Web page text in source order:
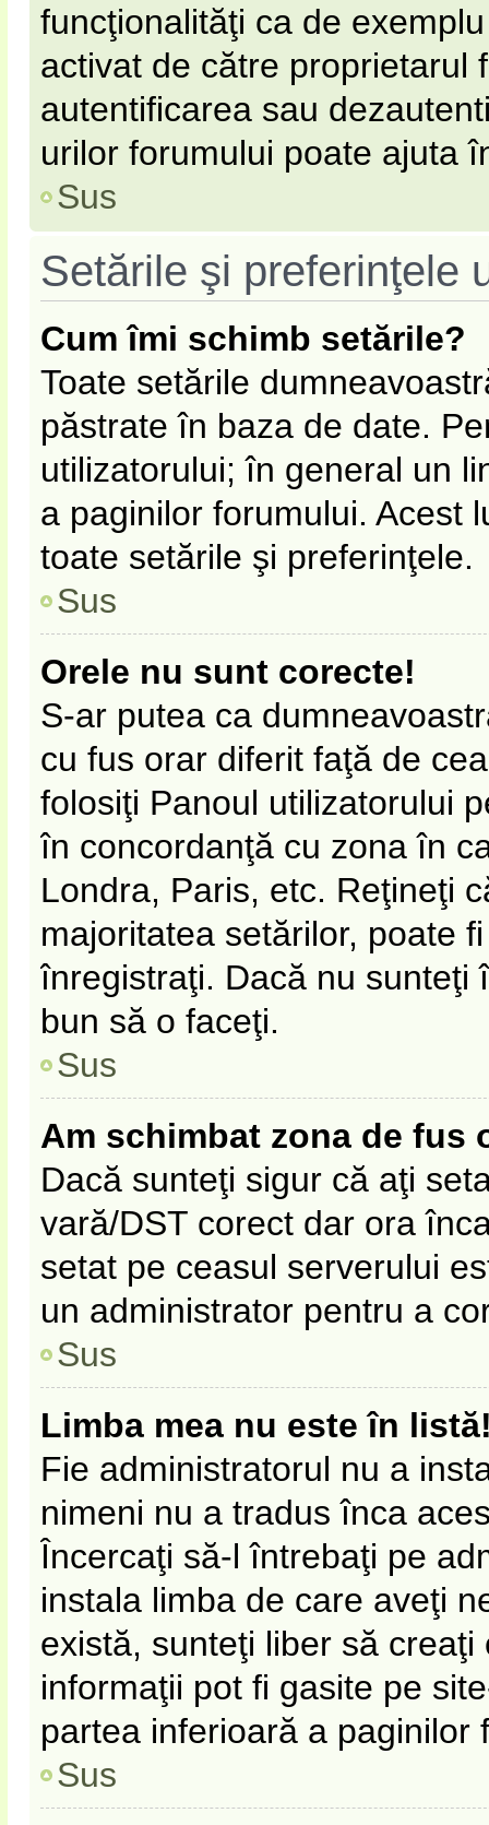
funcţionalităţi ca de
activat de către proprietarul
autentificarea sau
urilor forumului poate ajuta
Sus
Setările şi preferinţele
Cum îmi schimb setările?
Toate setările
păstrate în baza de date.
utilizatorului; în general un
a paginilor forumului. Acest
toate setările şi preferinţele.
Sus
Orele nu sunt corecte!
S-ar putea ca
cu fus orar diferit faţă de
folosiţi Panoul utilizatorului
în concordanţă cu zona în
Londra, Paris, etc. Reţineţi
majoritatea setărilor, poate
înregistraţi. Dacă nu sunteţi
bun să o faceţi.
Sus
Am schimbat zona de fus
Dacă sunteţi sigur că aţi
vară/DST corect dar ora
setat pe ceasul serverului
un administrator pentru a
Sus
Limba mea nu este în
Fie administratorul nu a
nimeni nu a tradus înca
Încercaţi să-l întrebaţi pe
instala limba de care aveţi
există, sunteţi liber să
informaţii pot fi gasite pe
partea inferioară a paginilor
Sus